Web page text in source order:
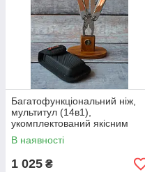
Багатофункціональний ніж,
мультитул (14в1),
укомплектований якісним
чохлом з кордуры
В наявності
1 025 ₴